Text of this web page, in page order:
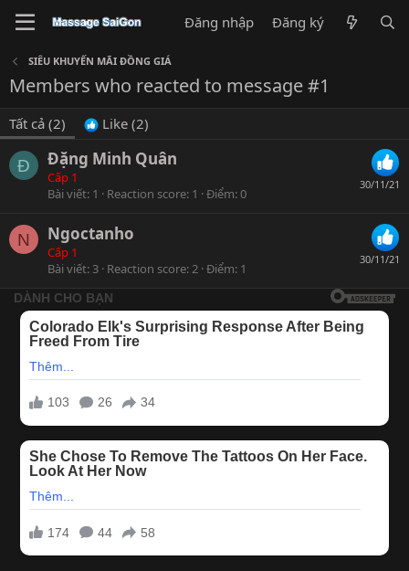
Đăng nhập Đăng ký
SIÊU KHUYẾN MÃI ĐỒNG GIÁ
Members who reacted to message #1
Tất cả (2) Like (2)
Đ
30/11/21
Đặng Minh Quân
Cấp 1
Bài viết 1 Reaction score 1 Điểm 0
N
30/11/21
Ngoctanho
Cấp 1
Bài viết 3 Reaction score 2 Điểm 1